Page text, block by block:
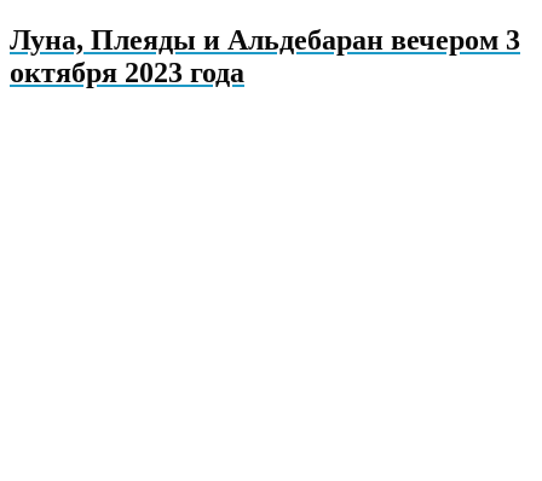
Луна, Плеяды и Альдебаран вечером 3
октября 2023 года